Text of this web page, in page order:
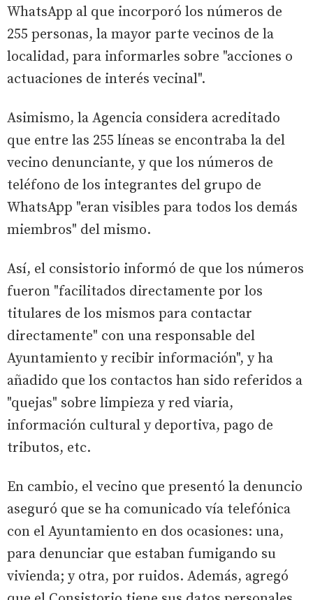
WhatsApp al que incorporó los números de
255 personas, la mayor parte vecinos de la
localidad, para informarles sobre "acciones o
actuaciones de interés vecinal".
Asimismo, la Agencia considera acreditado
que entre las 255 líneas se encontraba la del
vecino denunciante, y que los números de
teléfono de los integrantes del grupo de
WhatsApp "eran visibles para todos los demás
miembros" del mismo.
Así, el consistorio informó de que los números
fueron "facilitados directamente por los
titulares de los mismos para contactar
directamente" con una responsable del
Ayuntamiento y recibir información", y ha
añadido que los contactos han sido referidos a
"quejas" sobre limpieza y red viaria,
información cultural y deportiva, pago de
tributos, etc.
En cambio, el vecino que presentó la denuncio
aseguró que se ha comunicado vía telefónica
con el Ayuntamiento en dos ocasiones: una,
para denunciar que estaban fumigando su
vivienda; y otra, por ruidos. Además, agregó